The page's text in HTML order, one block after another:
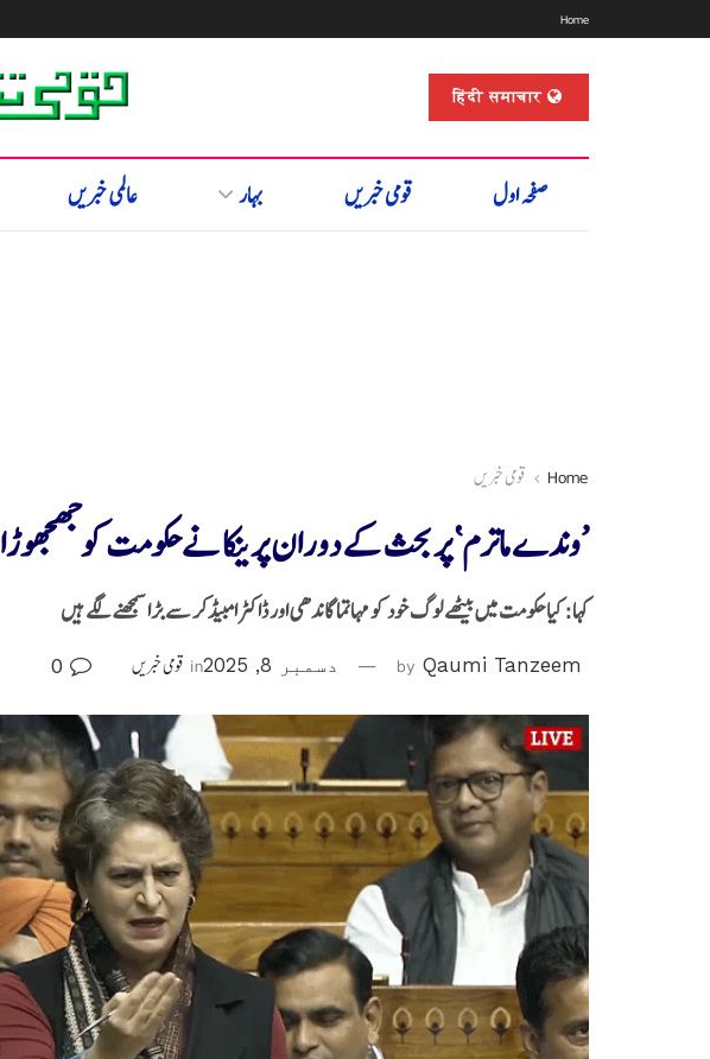
Home
हिंदी समाचार
صفحہ اول قومی خبریں بہار عالمی خبریں
Home قومی خبریں
’وندے ماترم‘ پر بحث کے دوران پرینکا نےحکومت کوجھجھوڑا
کہا: کیا حکومت میں بیٹھے لوگ خود کو مہاتما گاندھی اور ڈاکٹر امبیڈکر سے بڑا سمجھنے لگے ہیں
by Qaumi Tanzeem دسمبر 8, 2025 in قومی خبریں